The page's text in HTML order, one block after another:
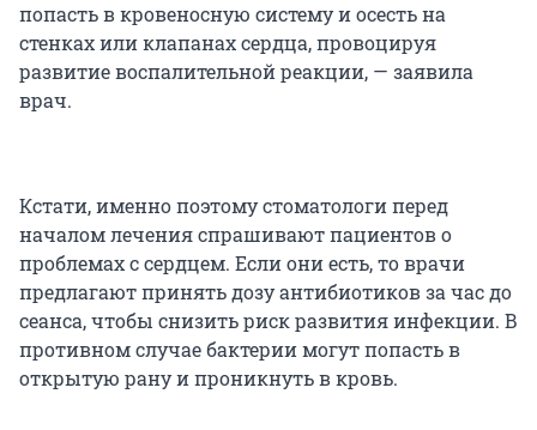
попасть в кровеносную систему и осесть на
стенках или клапанах сердца, провоцируя
развитие воспалительной реакции, — заявила
врач.
Кстати, именно поэтому стоматологи перед
началом лечения спрашивают пациентов о
проблемах с сердцем. Если они есть, то врачи
предлагают принять дозу антибиотиков за час до
сеанса, чтобы снизить риск развития инфекции. В
противном случае бактерии могут попасть в
открытую рану и проникнуть в кровь.